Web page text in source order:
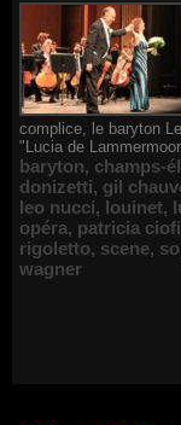
complice, le baryton
"Lucia de
baryton, champs-
donizetti, gil
leo nucci, louinet,
opéra, patricia ciofi
rigoletto, scene,
wagner